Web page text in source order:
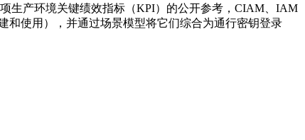
生产环境关键绩效指标（KPI）的公开参考，CIAM、IAM
和使用），并通过场景模型将它们综合为通行密钥登录